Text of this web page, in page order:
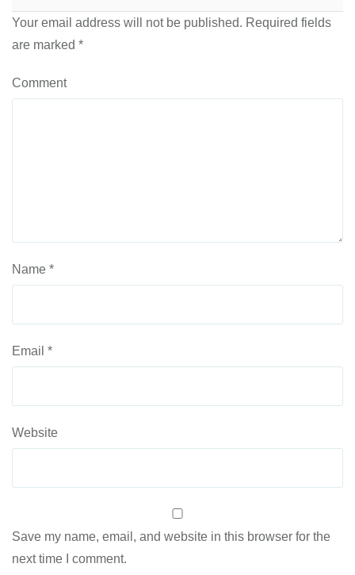
Your email address will not be published. Required fields
are marked *
Comment
Name *
Email *
Website
Save my name, email, and website in this browser for the
next time I comment.